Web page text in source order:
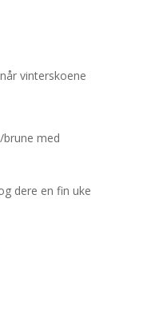
vinterskoene
med
dere en fin uke